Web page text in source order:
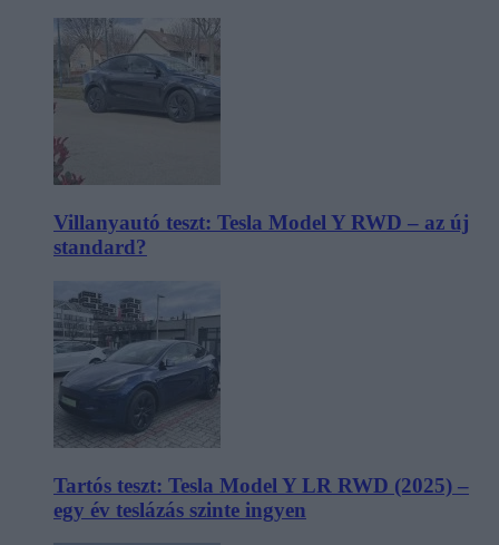
Villanyautó teszt: Tesla Model Y RWD – az új
standard?
Tartós teszt: Tesla Model Y LR RWD (2025) –
egy év teslázás szinte ingyen